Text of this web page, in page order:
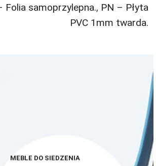
Folia samoprzylepna., PN – Płyta
PVC 1mm twarda.
MEBLE DO SIEDZENIA